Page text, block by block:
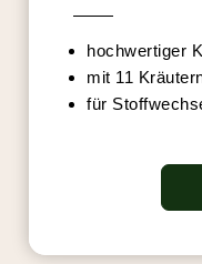
hochwertiger
mit 11
für